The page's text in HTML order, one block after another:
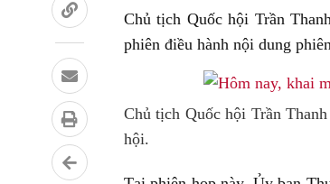
Chủ tịch Quốc hội Trần
phiên điều hành nội dung
Chủ tịch Quốc hội Trần
hội.